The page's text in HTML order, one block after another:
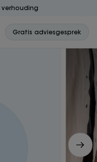
Gratis adviesgesprek